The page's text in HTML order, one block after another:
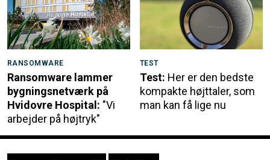
RANSOMWARE
Ransomware lammer
bygningsnetværk på
Hvidovre Hospital: "Vi
arbejder på højtryk"
TEST
Test: Her er den bedste
kompakte højttaler, som
man kan få lige nu